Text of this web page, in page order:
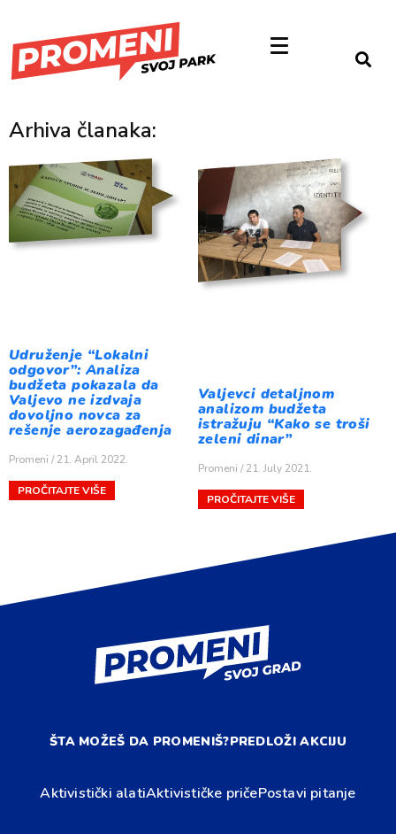
Arhiva članaka:
Udruženje “Lokalni
odgovor”: Analiza
budžeta pokazala da
Valjevo ne izdvaja
dovoljno novca za
rešenje aerozagađenja
Promeni 21. April 2022.
PROČITAJTE VIŠE
Valjevci detaljnom
analizom budžeta
istražuju “Kako se troši
zeleni dinar”
Promeni 21. July 2021.
PROČITAJTE VIŠE
ŠTA MOŽEŠ DA PROMENIŠ?PREDLOŽI AKCIJU
Aktivistički alatiAktivističke pričePostavi pitanje